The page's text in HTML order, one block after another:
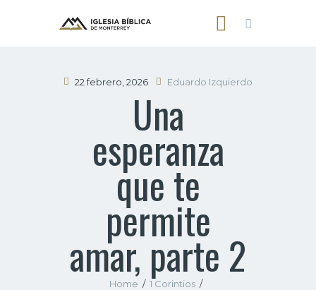
22 febrero, 2026 Eduardo Izquierdo
Una
esperanza
que te
permite
amar, parte 2
Home
1 Corintios
NOSOTROS
SERMONES
CONTACTO